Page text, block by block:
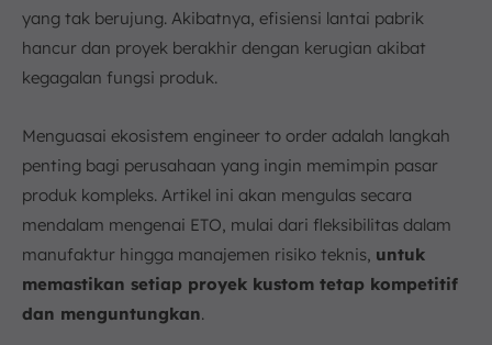
6. Pengiriman dan Instalasi
Strategi Optimalisasi Engineer to Order
1. Implementasi Sistem Manajemen Terpadu
3. Kolaborasi dengan Pelanggan
4. Manajemen Risiko yang Proaktif
5. Pengembangan Hubungan dengan Pemasok
Contoh Industri yang Menerapkan Engineering to
order
1. Pabrik Mesin Industri
2. Industri Pembuatan dan Perakitan Kapal
yang tak berujung. Akibatnya, efisiensi lantai pabrik
hancur dan proyek berakhir dengan kerugian akibat
kegagalan fungsi produk.
Menguasai ekosistem engineer to order adalah langkah
penting bagi perusahaan yang ingin memimpin pasar
produk kompleks. Artikel ini akan mengulas secara
mendalam mengenai ETO, mulai dari fleksibilitas dalam
manufaktur hingga manajemen risiko teknis, untuk
memastikan setiap proyek kustom tetap kompetitif
dan menguntungkan.